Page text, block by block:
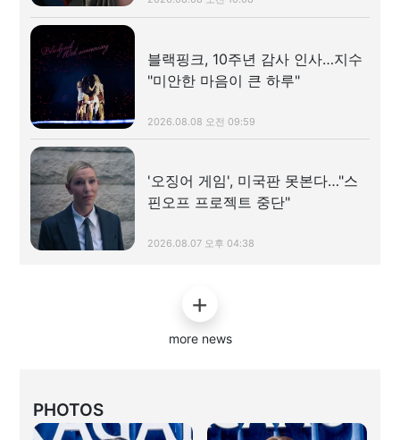
블랙핑크, 10주년 감사 인사…지수
"미안한 마음이 큰 하루"
2026.08.08 오전 09:59
'오징어 게임', 미국판 못본다…"스
핀오프 프로젝트 중단"
2026.08.07 오후 04:38
more news
PHOTOS